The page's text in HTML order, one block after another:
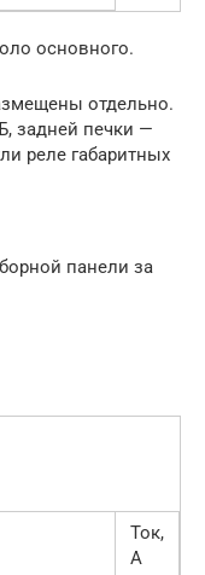
основного.
отдельно.
задней печки —
реле габаритных
панели за
Ток,
А